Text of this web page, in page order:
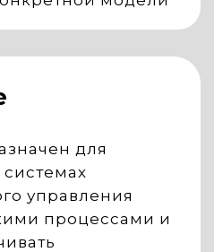
для
управления
процессами и